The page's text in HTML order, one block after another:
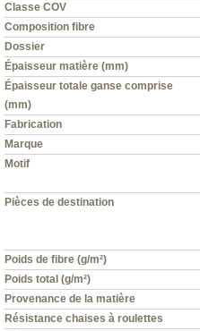
Classe COV
Composition fibre
Dossier
Épaisseur matière (mm)
Épaisseur totale ganse comprise
(mm)
Fabrication
Marque
Motif
Pièces de destination
Poids de fibre (g/m²)
Poids total (g/m²)
Provenance de la matière
Résistance chaises à roulettes